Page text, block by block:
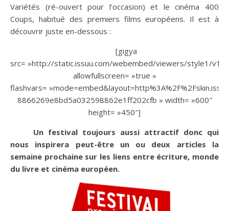
Variétés (ré-ouvert pour l’occasion) et le cinéma 400
Coups, habitué des premiers films européens. Il est à
découvrir juste en-dessous :
[gigya
src= »http://static.issuu.com/webembed/viewers/style1/v1/
allowfullscreen= »true »
flashvars=
8866269e8bd5a032598862e1ff202cfb » width= »600″
height= »450″]
Un festival toujours aussi attractif donc qui
nous inspirera peut-être un ou deux articles la
semaine prochaine sur les liens entre écriture, monde
du livre et cinéma européen.